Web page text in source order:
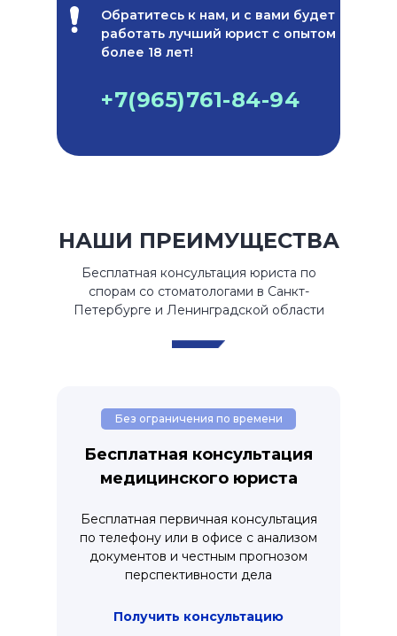
Обратитесь к нам, и с вами будет
работать лучший юрист с опытом
более 18 лет!
+7(965)761-84-94
НАШИ ПРЕИМУЩЕСТВА
Бесплатная консультация юриста по
спорам со стоматологами в Санкт-
Петербурге и Ленинградской области
Бесплатная консультация
медицинского юриста
Бесплатная первичная консультация
по телефону или в офисе с анализом
документов и честным прогнозом
перспективности дела
Получить консультацию
Без ограничения по времени